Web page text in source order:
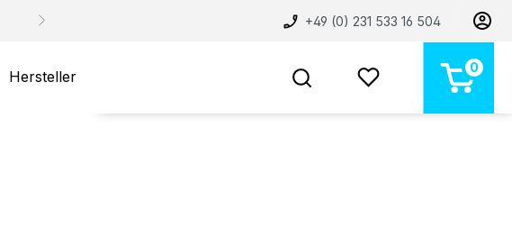
+49 (0) 231 533 16 504
0
Hersteller
STORE